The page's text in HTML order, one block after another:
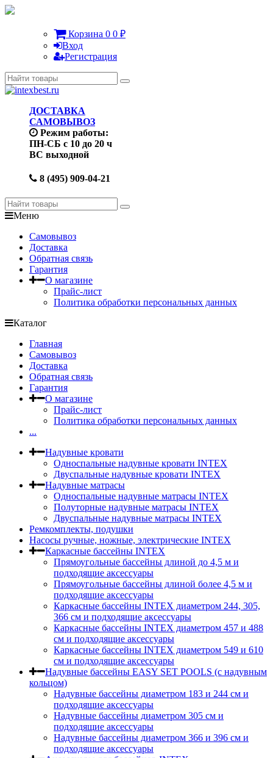
Корзина 0 0 ₽
Вход
Регистрация
ДОСТАВКА
САМОВЫВОЗ
Режим работы:
ПН-СБ с 10 до 20 ч
ВС выходной
8 (495) 909-04-21
Меню
Самовывоз
Доставка
Обратная связь
Гарантия
О магазине
Прайс-лист
Политика обработки персональных данных
Каталог
Главная
Самовывоз
Доставка
Обратная связь
Гарантия
О магазине
Прайс-лист
Политика обработки персональных данных
...
Надувные кровати
Односпальные надувные кровати INTEX
Двуспальные надувные кровати INTEX
Надувные матрасы
Односпальные надувные матрасы INTEX
Полуторные надувные матрасы INTEX
Двуспальные надувные матрасы INTEX
Ремкомплекты, подушки
Насосы ручные, ножные, электрические INTEX
Каркасные бассейны INTEX
Прямоугольные бассейны длиной до 4,5 м и
подходящие аксессуары
Прямоугольные бассейны длиной более 4,5 м и
подходящие аксессуары
Каркасные бассейны INTEX диаметром 244, 305,
366 см и подходящие аксессуары
Каркасные бассейны INTEX диаметром 457 и 488
cм и подходящие аксессуары
Каркасные бассейны INTEX диаметром 549 и 610
см и подходящие аксессуары
Надувные бассейны EASY SET POOLS (с надувным
кольцом)
Надувные бассейны диаметром 183 и 244 см и
подходящие аксессуары
Надувные бассейны диаметром 305 см и
подходящие аксессуары
Надувные бассейны диаметром 366 и 396 см и
подходящие аксессуары